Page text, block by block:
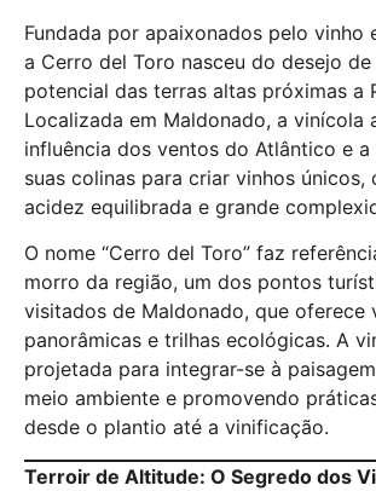
Fundada por apaixonados pelo vinho
a Cerro del Toro nasceu do desejo
potencial das terras altas próximas a
Localizada em Maldonado, a vinícola
influência dos ventos do Atlântico e
suas colinas para criar vinhos únicos,
acidez equilibrada e grande
O nome “Cerro del Toro” faz
morro da região, um dos pontos
visitados de Maldonado, que oferece
panorâmicas e trilhas ecológicas. A
projetada para integrar-se à
meio ambiente e promovendo
desde o plantio até a vinificação.
Terroir de Altitude: O Segredo dos